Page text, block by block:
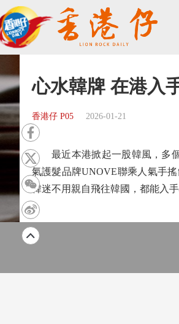
心水韓牌 在港入
香港仔 P05 2026-01-21
最近本港掀起一股韓風，多個韓
氣護髮品牌UNOVE聯乘人氣手搖
韓迷不用親自飛往韓國，都能入手